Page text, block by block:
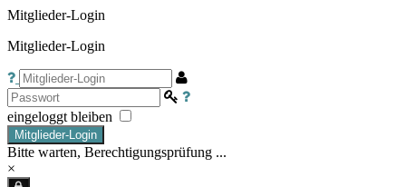
Mitglieder-Login
Mitglieder-Login
eingeloggt bleiben
Mitglieder-Login
Bitte warten, Berechtigungsprüfung ...
×